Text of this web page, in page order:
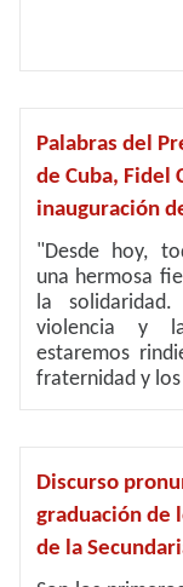
Palabras del
de Cuba, Fidel
inauguración
"Desde hoy,
una hermosa
la
violencia y
estaremos
fraternidad y
Discurso
graduación de
de la